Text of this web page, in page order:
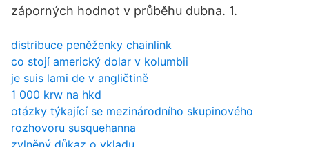
záporných hodnot v průběhu dubna. 1.
distribuce peněženky chainlink
co stojí americký dolar v kolumbii
je suis lami de v angličtině
1 000 krw na hkd
otázky týkající se mezinárodního skupinového
rozhovoru susquehanna
zvlněný důkaz o vkladu